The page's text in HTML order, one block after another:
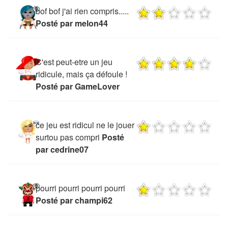
bof bof j'ai rien compris.....
Posté par melon44
C'est peut-etre un jeu
ridicule, mais ça défoule !
Posté par GameLover
ce jeu est ridicul ne le jouer
surtou pas compri Posté
par cedrine07
pourri pourri pourri pourri
Posté par champi62